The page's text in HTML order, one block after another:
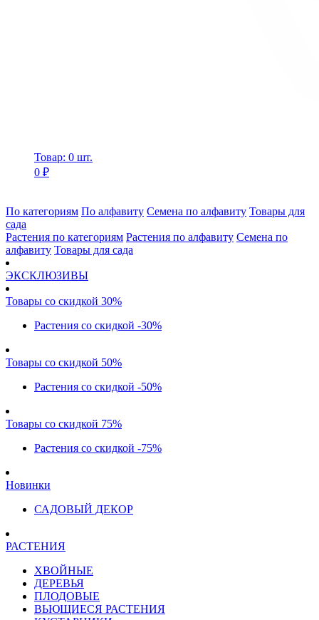
Товар: 0 шт.
0 ₽
По категориям По алфавиту Семена по алфавиту Товары для
сада
Растения по категориям Растения по алфавиту Семена по
алфавиту Товары для сада
ЭКСКЛЮЗИВЫ
Товары со скидкой 30%
Растения со скидкой -30%
Товары со скидкой 50%
Растения со скидкой -50%
Товары со скидкой 75%
Растения со скидкой -75%
Новинки
САДОВЫЙ ДЕКОР
РАСТЕНИЯ
ХВОЙНЫЕ
ДЕРЕВЬЯ
ПЛОДОВЫЕ
ВЬЮЩИЕСЯ РАСТЕНИЯ